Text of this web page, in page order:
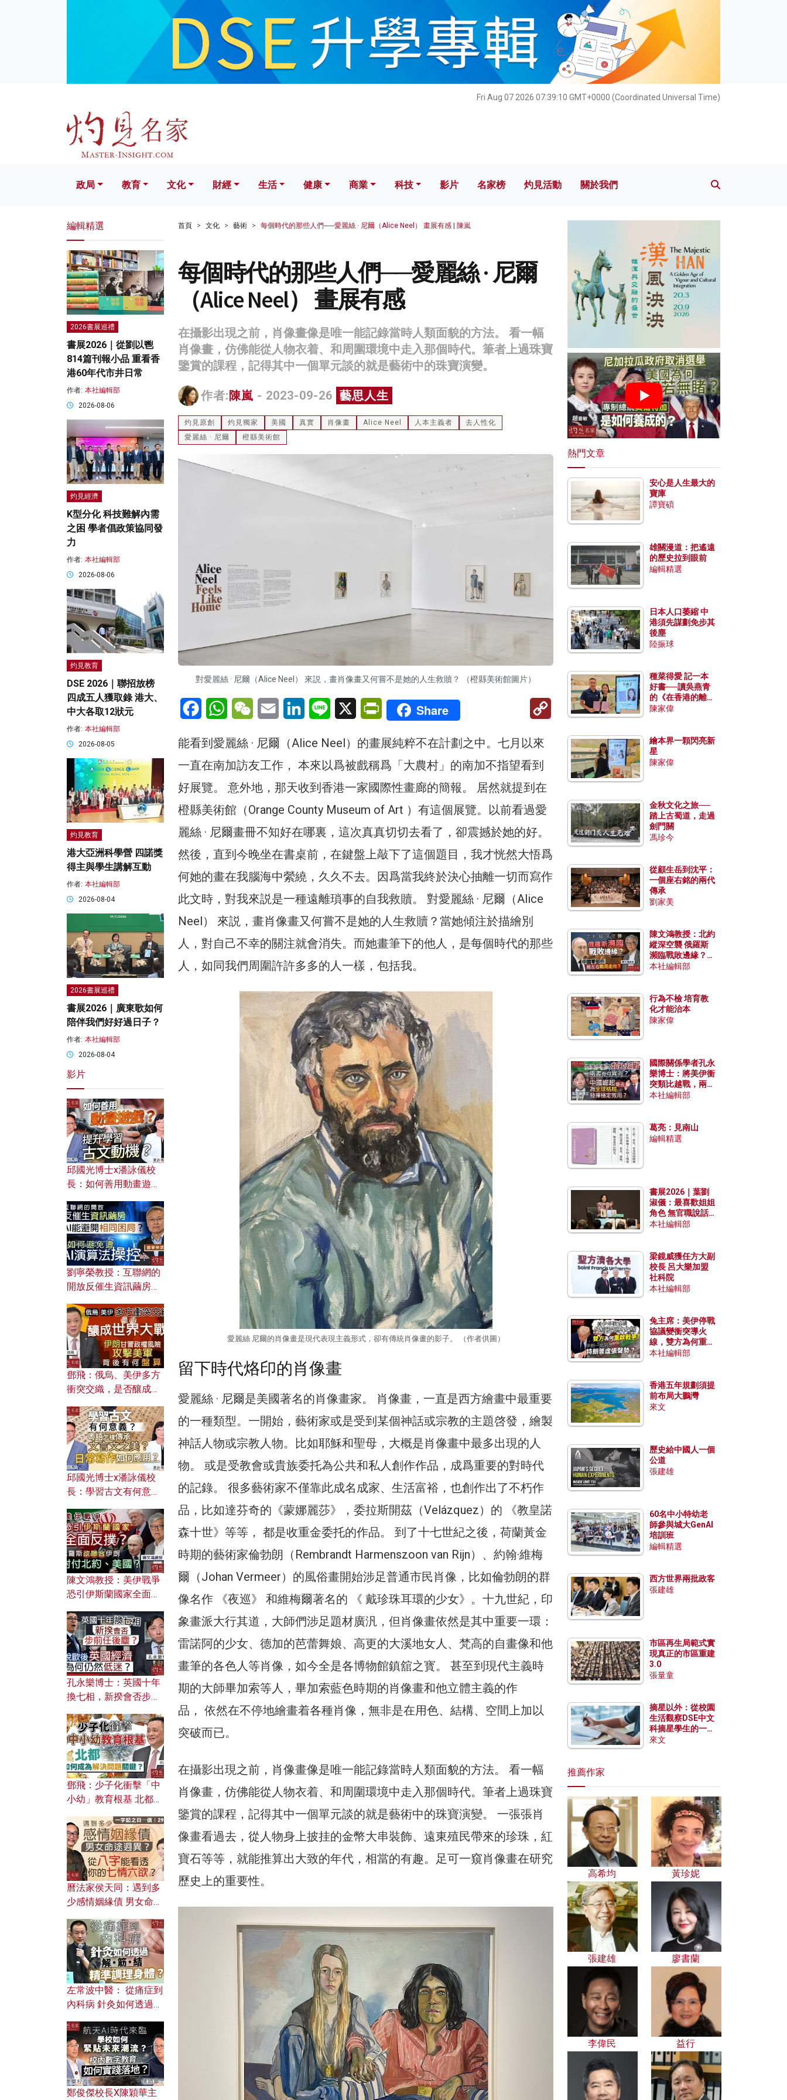
Fri Aug 07 2026 07:39:12 GMT+0000 (Coordinated Universal Time)
文化 財經 生活 健康 科技 影片 名家榜 灼見活動 關於我們
政局 教育 文化 財經 生活 健康 商業 科技 影片 名家榜 灼見活動 關於我們
首頁 文化 藝術 每個時代的那些人們──愛麗絲 · 尼爾（Alice Neel） 畫展有感 | 陳嵐
每個時代的那些人們──愛麗絲 · 尼爾
（Alice Neel） 畫展有感
在攝影出現之前，肖像畫像是唯一能記錄當時人類面貌的方法。 看一幅
肖像畫，仿佛能從人物衣着、和周圍環境中走入那個時代。筆者上過珠寶
鑒賞的課程，記得其中一個單元談的就是藝術中的珠寶演變。
作者: 陳嵐 - 2023-09-26 藝思人生
灼見原創 灼見獨家 美國 真實 肖像畫 Alice Neel 人本主義者
去人性化
愛麗絲 · 尼爾
橙縣美術館
對愛麗絲 · 尼爾（Alice Neel） 來説，畫肖像畫又何嘗不是她的人生救贖？ （橙縣美術館圖片）
FacebookWhatsAppWeChatEmail LinkedInLine X PrintFriendly
Share
Copy
能看到愛麗絲 · 尼爾（Alice Neel）的畫展純粹不在計劃之中。七月以來
一直在南加訪友工作， 本來以爲被戲稱爲「大農村」的南加不指望看到
好展覽。 意外地，那天收到香港一家國際性畫廊的簡報。 居然就提到在
橙縣美術館（Orange County Museum of Art ）有這個展覽。以前看過愛
麗絲 · 尼爾畫冊不知好在哪裏，這次真真切切去看了，卻震撼於她的好。
然後，直到今晚坐在書桌前，在鍵盤上敲下了這個題目，我才恍然大悟爲
何她的畫在我腦海中縈繞，久久不去。因爲當我終於決心抽離一切而寫作
此文時，對我來説是一種遠離瑣事的自我救贖。 對愛麗絲 · 尼爾（Alice
Neel） 來説，畫肖像畫又何嘗不是她的人生救贖？當她傾注於描繪別
人，對自己不幸的關注就會消失。而她畫筆下的他人，是每個時代的那些
人，如同我們周圍許許多多的人一樣，包括我。
愛麗絲 尼爾的肖像畫是現代表現主義形式，卻有傳統肖像畫的影子。 （作者供圖）
留下時代烙印的肖像畫
愛麗絲 · 尼爾是美國著名的肖像畫家。 肖像畫，一直是西方繪畫中最重要
的一種類型。一開始，藝術家或是受到某個神話或宗教的主題啓發，繪製
神話人物或宗教人物。比如耶穌和聖母，大概是肖像畫中最多出現的人
物。 或是受教會或貴族委托為公共和私人創作作品，成爲重要的對時代
的記錄。 很多藝術家不僅靠此成名成家、生活富裕，也創作出了不朽作
品，比如達芬奇的《蒙娜麗莎》，委拉斯開茲（Velázquez）的 《教皇諾
森十世》等等， 都是收重金委托的作品。 到了十七世紀之後，荷蘭黃金
時期的藝術家倫勃朗（Rembrandt Harmenszoon van Rijn）、約翰·維梅
爾（Johan Vermeer）的風俗畫開始涉足普通市民肖像，比如倫勃朗的群
像名作 《夜巡》 和維梅爾著名的 《 戴珍珠耳環的少女》。十九世紀，印
象畫派大行其道，大師們涉足題材廣汎，但肖像畫依然是其中重要一環：
雷諾阿的少女、德加的芭蕾舞娘、高更的大溪地女人、梵高的自畫像和他
畫筆的各色人等肖像，如今全是各博物館鎮舘之寳。 甚至到現代主義時
期的大師畢加索等人，畢加索藍色時期的肖像畫和他立體主義的作
品， 依然在不停地繪畫着各種肖像，無非是在用色、結構、空間上加以
突破而已。
在攝影出現之前，肖像畫像是唯一能記錄當時人類面貌的方法。 看一幅
肖像畫，仿佛能從人物衣着、和周圍環境中走入那個時代。筆者上過珠寶
鑒賞的課程，記得其中一個單元談的就是藝術中的珠寶演變。 一張張肖
像畫看過去，從人物身上披挂的金幣大串裝飾、遠東殖民帶來的珍珠，紅
寶石等等，就能推算出大致的年代，相當的有趣。足可一窺肖像畫在研究
歷史上的重要性。
編輯精選
2026書展巡禮
書展2026｜從劉以鬯
814篇刊報小品 重看香
港60年代市井日常
作者: 本社編輯部
2026-08-06
灼見經濟
K型分化 科技難解內需
之困 學者倡政策協同發
力
作者: 本社編輯部
2026-08-06
灼見教育
DSE 2026｜聯招放榜
四成五人獲取錄 港大、
中大各取12狀元
作者: 本社編輯部
2026-08-05
灼見教育
港大亞洲科學營 四諾獎
得主與學生講解互動
作者: 本社編輯部
2026-08-04
2026書展巡禮
書展2026｜廣東歌如何
陪伴我們好好過日子？
作者: 本社編輯部
2026-08-04
影片
邱國光博士x潘詠儀校
長：如何善用動畫遊戲
劉寧榮教授：互聯網的
開放反催生資訊繭房，
何避免遭AI演算法操
控？
鄧飛：俄烏、美伊多方
衝突交織，是否釀成世
風險攻擊美軍，背後有
何盤算？
邱國光博士x潘詠儀校
長：學習古文有何意
文之美？ 日常寫作如何
應用？
陳文鴻教授：美伊戰爭
恐引伊斯蘭國家全面反
對付北約美國？
孔永樂博士：英國十年
換七相，新揆會否步前
濟為何仍然低迷？
鄧飛：少子化衝擊「中
小幼」教育根基 北都如
曆法家侯天同：遇到多
少感情姻緣債 男女命途
的七情六欲？
左常波中醫： 從痛症到
內科病 針灸如何透過解
鄭俊傑校長X陳穎華主
熱門文章
安心是人生最大的
寶庫
譚寶碩
雄關漫道：把遙遠
的歷史拉到眼前
編輯精選
日本人口萎縮 中
港須先謀劃免步其
後塵
陸振球
種菜得愛 記一本
好書──讀吳燕青
的《在香港的離島
種菜》
陳家偉
繪本界一顆閃亮新
星
陳家偉
金秋文化之旅──
踏上古蜀道，走過
劍門關
馮珍今
從顧生岳到沈平：
一個座右銘的兩代
傳承
劉家美
陳文鴻教授：北約
縱深空襲 俄羅斯
瀕臨戰敗邊緣？中
國零部件能左右戰
本社編輯部
行為不檢 培育教
化才能治本
陳家偉
國際關係學者孔永
樂博士：將美伊衝
突類比越戰，兩者
有何異同？中國崛
本社編輯部
葛亮：見南山
編輯精選
書展2026｜葉劉
淑儀：最喜歡姐姐
角色 無官職說話
包袱少
本社編輯部
梁鏡威獲任方大副
校長 呂大樂加盟
社科院
本社編輯部
兔主席：美伊停戰
協議變衝突導火
線，雙方為何重啟
戰爭？伊朗一早洞
本社編輯部
香港五年規劃須提
前布局大鵬灣
來文
歷史給中國人一個
公道
張建雄
60名中小特幼老
師參與城大GenAI
培訓班
編輯精選
西方世界兩批政客
張建雄
市區再生局範式實
現真正的市區重建
3.0
張量童
摘星以外：從校園
生活觀察DSE中文
科摘星學生的一點
特質
來文
推薦作家
高希均 黃珍妮
張建雄 廖書蘭
李偉民 益行